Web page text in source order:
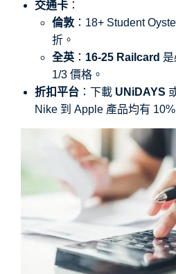
交通卡 ：
倫敦 ：18+ Student
折。
全英 ： 16-25 Railcard
1/3 價格。
折扣平台 ：下載 UNiDAYS
Nike 到 Apple 產品均有